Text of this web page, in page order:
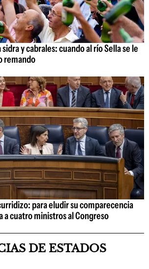
y cabrales: cuando al río Sella se le
remando
para eludir su comparecencia
a cuatro ministros al Congreso
DE ESTADOS